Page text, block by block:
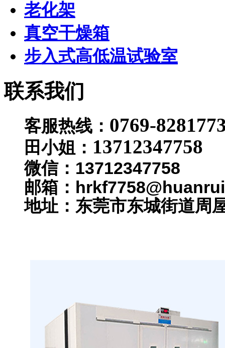
老化架
真空干燥箱
步入式高低温试验室
联系我们
客服热线： 0769-
田小姐： 13712347758
微信： 13712347758
邮箱：
地址： 东莞市东城街道周